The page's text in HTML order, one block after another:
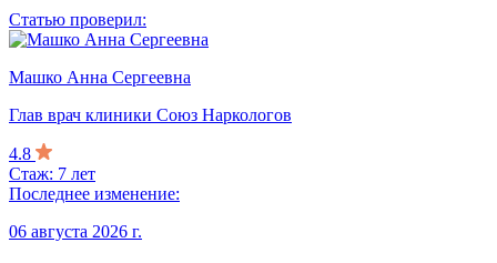
Статью проверил:
Машко Анна Сергеевна
Глав врач клиники Союз Наркологов
4.8
Стаж: 7 лет
Последнее изменение:
06 августа 2026 г.